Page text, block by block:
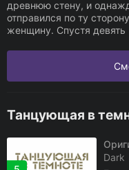
древнюю стену, и
отправился по ту
женщину. Спустя девять
Танцующая в
Dark